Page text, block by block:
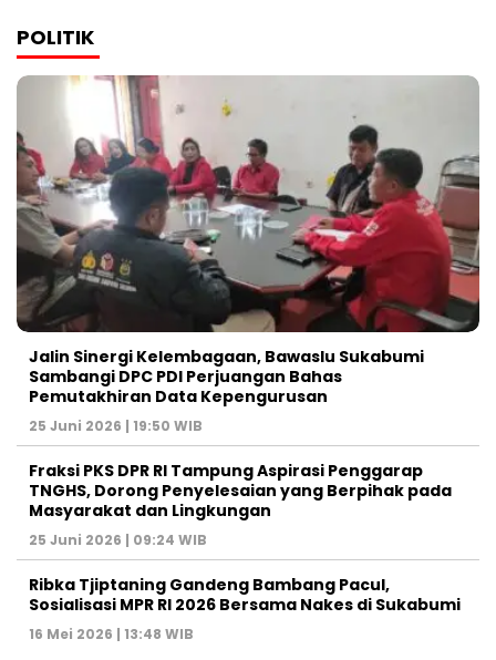
POLITIK
Jalin Sinergi Kelembagaan, Bawaslu Sukabumi
Sambangi DPC PDI Perjuangan Bahas
Pemutakhiran Data Kepengurusan
25 Juni 2026 | 19:50 WIB
‎Fraksi PKS DPR RI Tampung Aspirasi Penggarap
TNGHS, Dorong Penyelesaian yang Berpihak pada
Masyarakat dan Lingkungan‎
25 Juni 2026 | 09:24 WIB
Ribka Tjiptaning Gandeng Bambang Pacul,
Sosialisasi MPR RI 2026 Bersama Nakes di Sukabumi
16 Mei 2026 | 13:48 WIB